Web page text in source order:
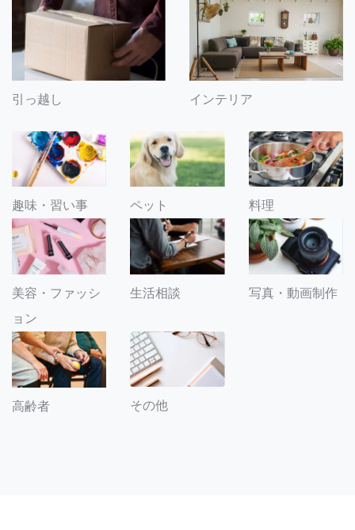
引っ越し インテリア
趣味・習い事 ペット 料理
美容・ファッシ
ョン
生活相談 写真・動画制作
高齢者 その他